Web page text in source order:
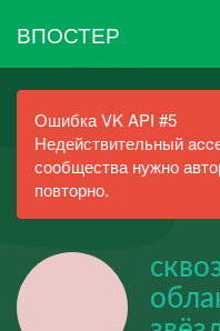
ВПОСТЕР
Ошибка VK API #5
Недействительный
сообщества нужно
повторно.